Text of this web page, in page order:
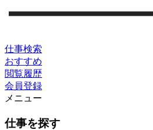
仕事検索
おすすめ
閲覧履歴
会員登録
メニュー
仕事を探す